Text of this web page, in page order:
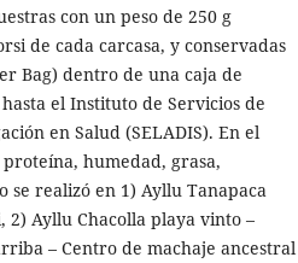
con un peso de 250 g
de cada carcasa, y conservadas
Bag) dentro de una caja de
el Instituto de Servicios de
en Salud (SELADIS). En el
humedad, grasa,
se realizó en 1) Ayllu Tanapaca
2) Ayllu Chacolla playa vinto –
– Centro de machaje ancestral